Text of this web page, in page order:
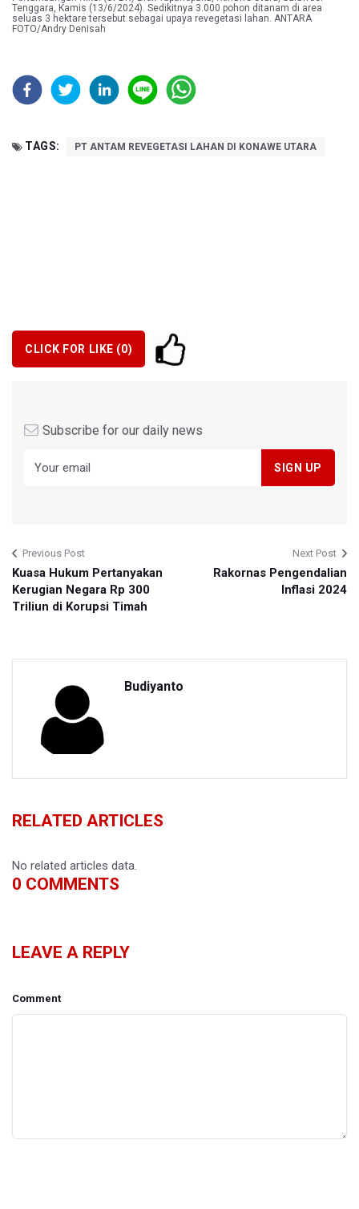
Tenggara, Kamis (13/6/2024). Sedikitnya 3.000 pohon ditanam di area
seluas 3 hektare tersebut sebagai upaya revegetasi lahan. ANTARA
FOTO/Andry Denisah
TAGS: PT ANTAM REVEGETASI LAHAN DI KONAWE UTARA
CLICK FOR LIKE (0)
Subscribe for our daily news
Previous Post
Kuasa Hukum Pertanyakan
Kerugian Negara Rp 300
Triliun di Korupsi Timah
Next Post
Rakornas Pengendalian
Inflasi 2024
Budiyanto
RELATED ARTICLES
No related articles data.
0 COMMENTS
LEAVE A REPLY
Comment